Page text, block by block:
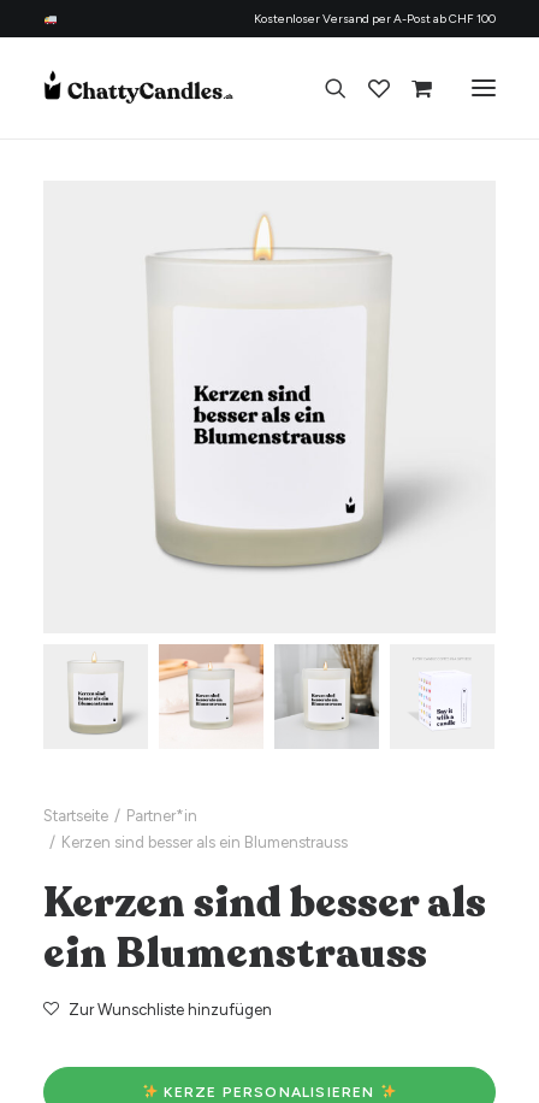
Kostenloser Versand per A-Post ab CHF 100
Startseite
Partner*in
Kerzen sind besser als ein Blumenstrauss
Kerzen sind besser als
ein Blumenstrauss
Zur Wunschliste hinzufügen
KERZE PERSONALISIEREN